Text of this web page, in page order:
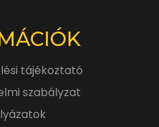
tájékoztató
szabályzat